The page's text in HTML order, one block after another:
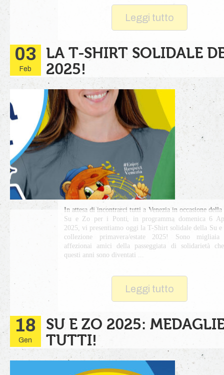
Leggi tutto
03
Feb
LA T-SHIRT SOLIDALE
2025!
In attesa di incontrarci tutti a Venezia in occasione della
Su e Zo per i Ponti, in programma domenica 6
2025, vi presentiamo oggi la T-Shirt solidale della Su
collezione primavera/estate 2025! Sono
affezionai amici della passeggiata di solidarietà
questi anni sono diventati ...
Leggi tutto
18
Gen
SU E ZO 2025:
TUTTI!